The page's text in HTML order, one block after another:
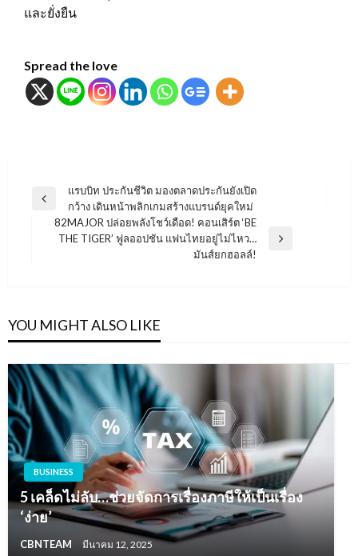
และยั่งยืน
Spread the love
แนะแนว
เรื่อง
Previous
แรบบิท ประกันชีวิต มองตลาดประกันยังเปิด
กว้าง เดินหน้าพลิกเกมสร้างแบรนด์ยุคใหม่
Next
82MAJOR ปล่อยพลังโชว์เดือด! คอนเสิร์ต ‘BE
THE TIGER’ ฟูลออปชัน แฟนไทยอยู่ไม่ไหว…
มันส์ยกฮอลล์!
YOU MIGHT ALSO LIKE
BUSINESS
5 เคล็ดไม่ลับ…ช่วยจัดการเรื่องภาษีให้เป็นเรื่อง
‘ง่าย’
CBNTEAM มีนาคม 12, 2025